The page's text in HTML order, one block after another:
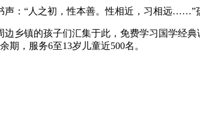
：“人之初，性本善。性相近，习相远……”
乡镇的孩子们汇集于此，免费学习国学经
，服务6至13岁儿童近500名。